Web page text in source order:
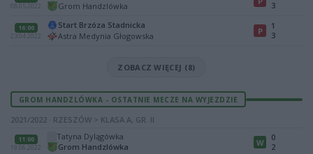
08.05.2022
Grom Handzlówka
3
16:00
23.04.2022
Start Brzóza Stadnicka
Astra Medynia Głogowska
P
1
3
ZOBACZ WIĘCEJ (8)
GROM HANDZLÓWKA - OSTATNIE MECZE NA WYJEZDZIE
2021/2022 · RZESZÓW > KLASA A, GR. II
11:00
19.06.2022
Tatyna Dylągówka
Grom Handzlówka
W
0
2